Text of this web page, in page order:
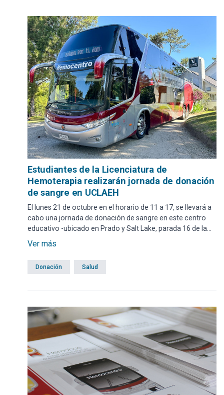
Estudiantes de la Licenciatura de
Hemoterapia realizarán jornada de donación
de sangre en UCLAEH
El lunes 21 de octubre en el horario de 11 a 17, se llevará a
cabo una jornada de donación de sangre en este centro
educativo -ubicado en Prado y Salt Lake, parada 16 de la
Avenida Roosevelt-. La jornada se realizará en la unidad
el proceso de donación y garantizar la comodidad de los
donantes.
Ver más
Donación Salud